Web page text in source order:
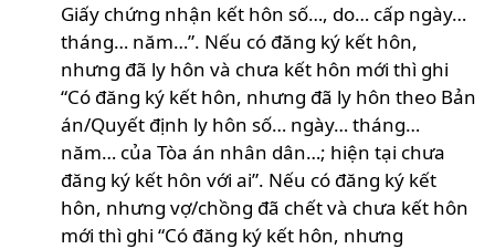
Giấy chứng nhận kết hôn số…, do… cấp ngày…
tháng… năm…”. Nếu có đăng ký kết hôn,
nhưng đã ly hôn và chưa kết hôn mới thì ghi
“Có đăng ký kết hôn, nhưng đã ly hôn theo Bản
án/Quyết định ly hôn số… ngày… tháng…
năm… của Tòa án nhân dân…; hiện tại chưa
đăng ký kết hôn với ai”. Nếu có đăng ký kết
hôn, nhưng vợ/chồng đã chết và chưa kết hôn
mới thì ghi “Có đăng ký kết hôn, nhưng